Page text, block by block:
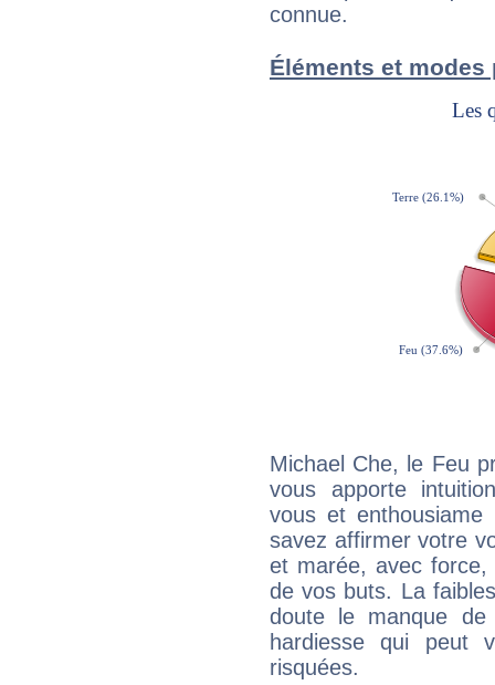
connue.
Éléments et modes
Michael Che, le Feu
vous apporte
vous et
savez affirmer votre
et marée, avec
de vos buts. La
doute le manque
hardiesse qui peut
risquées.